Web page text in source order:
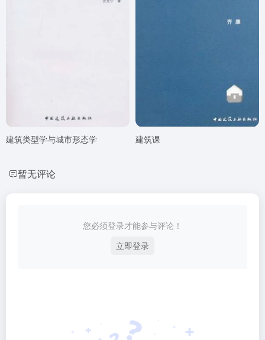
建筑类型学与城市形态学 建筑课
暂无评论
您必须登录才能参与评论！
立即登录